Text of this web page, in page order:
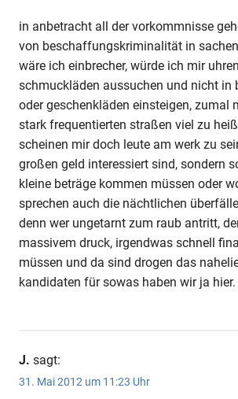
in anbetracht all der vorkommnisse
von beschaffungskriminalität in
wäre ich einbrecher, würde ich mir
schmuckläden aussuchen und nicht in
oder geschenkläden einsteigen, zumal
stark frequentierten straßen viel zu
scheinen mir doch leute am werk zu
großen geld interessiert sind, sondern
kleine beträge kommen müssen oder
sprechen auch die nächtlichen
denn wer ungetarnt zum raub antritt,
massivem druck, irgendwas schnell
müssen und da sind drogen das
kandidaten für sowas haben wir ja hier.
J. sagt:
31. Mai 2012 um 11:23 Uhr